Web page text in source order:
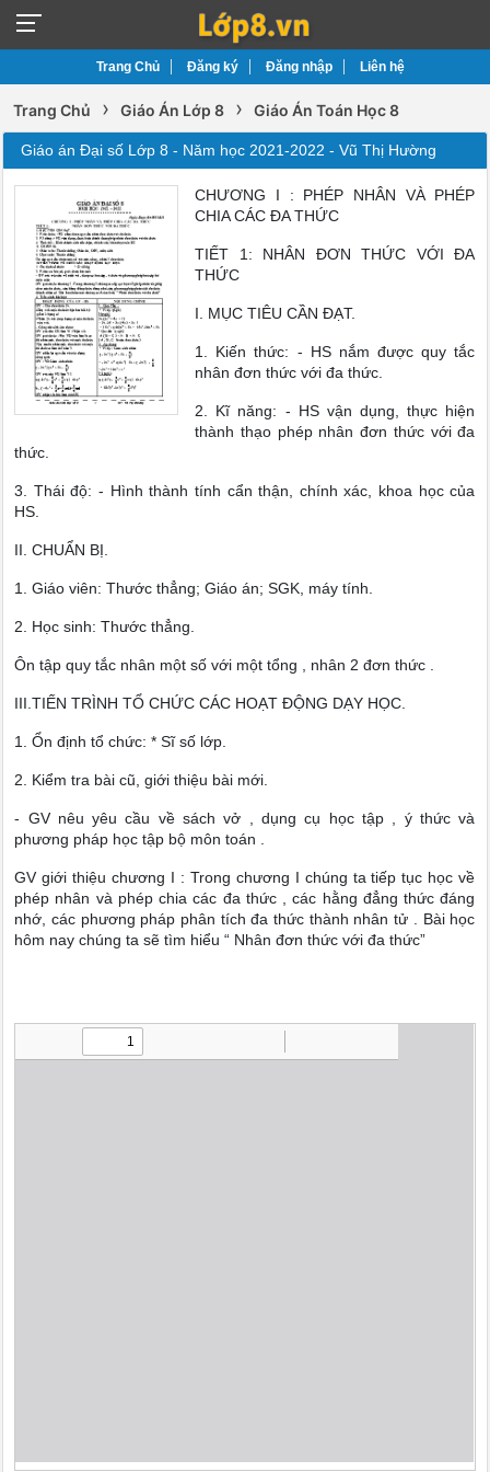
Trang Chủ Đăng ký Đăng nhập Liên hệ
Trang Chủ › Giáo Án Lớp 8 › Giáo Án Toán Học 8
Giáo án Đại số Lớp 8 - Năm học 2021-2022 - Vũ Thị Hường
CHƯƠNG I : PHÉP NHÂN VÀ PHÉP
CHIA CÁC ĐA THỨC
TIẾT 1: NHÂN ĐƠN THỨC VỚI ĐA
THỨC
I. MỤC TIÊU CẦN ĐẠT.
1. Kiến thức: - HS nắm được quy tắc
nhân đơn thức với đa thức.
2. Kĩ năng: - HS vận dụng, thực hiện
thành thạo phép nhân đơn thức với đa
thức.
3. Thái độ: - Hình thành tính cẩn thận, chính xác, khoa học của
HS.
II. CHUẨN BỊ.
1. Giáo viên: Thước thẳng; Giáo án; SGK, máy tính.
2. Học sinh: Thước thẳng.
Ôn tập quy tắc nhân một số với một tổng , nhân 2 đơn thức .
III.TIẾN TRÌNH TỔ CHỨC CÁC HOẠT ĐỘNG DẠY HỌC.
1. Ổn định tổ chức: * Sĩ số lớp.
2. Kiểm tra bài cũ, giới thiệu bài mới.
- GV nêu yêu cầu về sách vở , dụng cụ học tập , ý thức và
phương pháp học tập bộ môn toán .
GV giới thiệu chương I : Trong chương I chúng ta tiếp tục học về
phép nhân và phép chia các đa thức , các hằng đẳng thức đáng
nhớ, các phương pháp phân tích đa thức thành nhân tử . Bài học
hôm nay chúng ta sẽ tìm hiểu “ Nhân đơn thức với đa thức”